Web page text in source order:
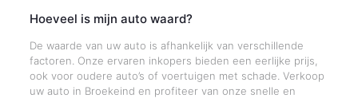
Hoeveel is mijn auto waard?
De waarde van uw auto is afhankelijk van verschillende
factoren. Onze ervaren inkopers bieden een eerlijke prijs,
ook voor oudere auto’s of voertuigen met schade. Verkoop
uw auto in Broekeind en profiteer van onze snelle en